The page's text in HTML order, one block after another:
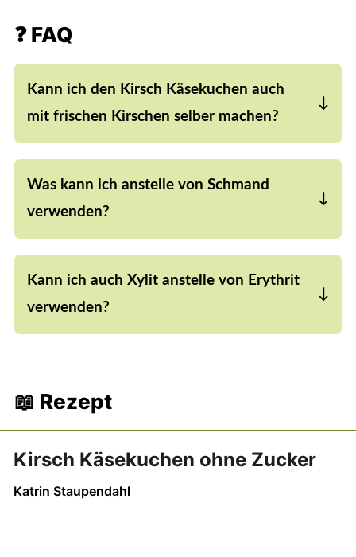
❓ FAQ
Kann ich den Kirsch Käsekuchen auch
mit frischen Kirschen selber machen?
Ja, das ist kein Problem. Natürlich solltest du die
solltest du auch die frischen Kirschen in
gemahlenen Mandeln wälzen, damit sie auch
Käsekuchens bleiben.
Was kann ich anstelle von Schmand
verwenden?
Anstelle von Schmand kannst du für diesen
auch gut saure Sahne nehmen.
Kann ich auch Xylit anstelle von Erythrit
verwenden?
Ja, du kannst zum Backen von diesem Kuchen
Prozent der Erythrit-Menge nimmst.
📖 Rezept
Kirsch Käsekuchen ohne Zucker
Katrin Staupendahl